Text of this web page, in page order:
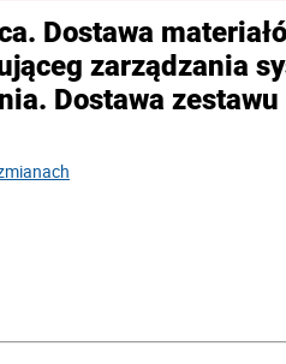
Dostawa
zarządzania
Dostawa